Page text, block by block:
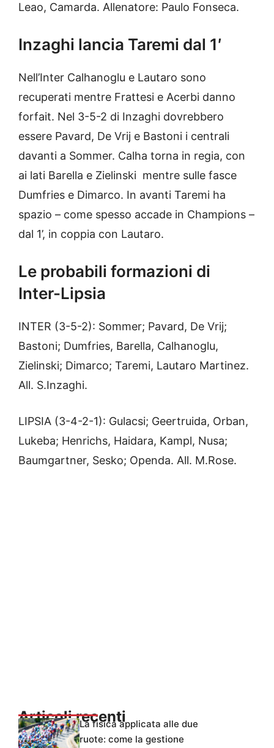
Leao, Camarda. Allenatore: Paulo Fonseca.
Inzaghi lancia Taremi dal 1′
Nell’Inter Calhanoglu e Lautaro sono
recuperati mentre Frattesi e Acerbi danno
forfait. Nel 3-5-2 di Inzaghi dovrebbero
essere Pavard, De Vrij e Bastoni i centrali
davanti a Sommer. Calha torna in regia, con
ai lati Barella e Zielinski mentre sulle fasce
Dumfries e Dimarco. In avanti Taremi ha
spazio – come spesso accade in Champions –
dal 1’, in coppia con Lautaro.
Le probabili formazioni di
Inter-Lipsia
INTER (3-5-2): Sommer; Pavard, De Vrij;
Bastoni; Dumfries, Barella, Calhanoglu,
Zielinski; Dimarco; Taremi, Lautaro Martinez.
All. S.Inzaghi.
LIPSIA (3-4-2-1): Gulacsi; Geertruida, Orban,
Lukeba; Henrichs, Haidara, Kampl, Nusa;
Baumgartner, Sesko; Openda. All. M.Rose.
Articoli recentiLa fisica applicata alle due
ruote: come la gestione